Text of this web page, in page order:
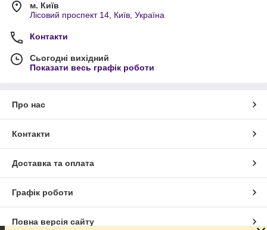
м. Київ
Лісовий проспект 14, Київ, Україна
Контакти
Сьогодні вихідний
Показати весь графік роботи
Про нас
Контакти
Доставка та оплата
Графік роботи
Повна версія сайту